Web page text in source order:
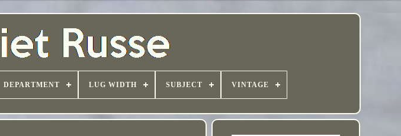
DEPARTMENT LUG WIDTH SUBJECT VINTAGE